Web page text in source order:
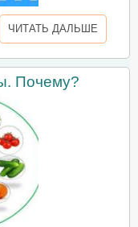
ЧИТАТЬ ДАЛЬШЕ
Почему?